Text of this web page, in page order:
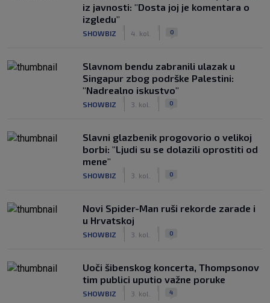
iz javnosti: "Dosta joj je komentara o
izgledu"
SHOWBIZ 4. kol. 0
Slavnom bendu zabranili ulazak u
Singapur zbog podrške Palestini:
"Nadrealno iskustvo"
SHOWBIZ 3. kol. 0
Slavni glazbenik progovorio o velikoj
borbi: "Ljudi su se dolazili oprostiti od
mene"
SHOWBIZ 3. kol. 0
Novi Spider-Man ruši rekorde zarade i
u Hrvatskoj
SHOWBIZ 3. kol. 0
Uoči šibenskog koncerta, Thompsonov
tim publici uputio važne poruke
SHOWBIZ 3. kol. 4